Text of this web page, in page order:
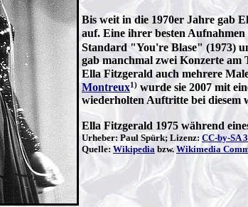
Bis weit in die 1970er Jahre gab
auf. Eine ihrer besten Aufnahmen
Standard "You're Blase" (1973)
gab manchmal zwei Konzerte am
Ella Fitzgerald auch mehrere
Montreux1) wurde sie 2007 mit
wiederholten Auftritte bei
Ella Fitzgerald 1975 während
Urheber: Paul Spürk; Lizenz: CC-by-SA
Quelle: Wikipedia bzw.Wikimedia